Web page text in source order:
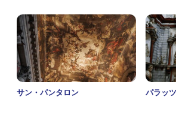
サン・パンタロン パラッ